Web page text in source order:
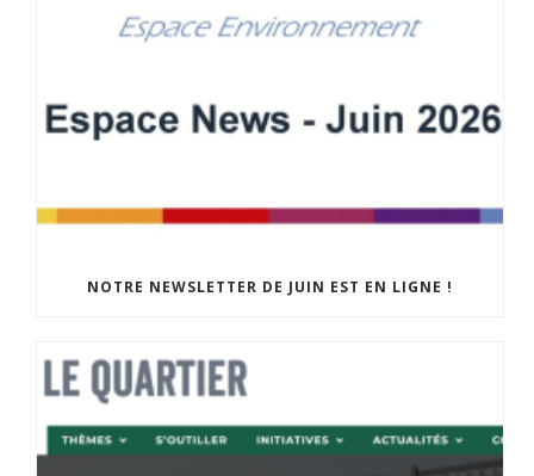
NOTRE NEWSLETTER DE JUIN EST EN LIGNE !